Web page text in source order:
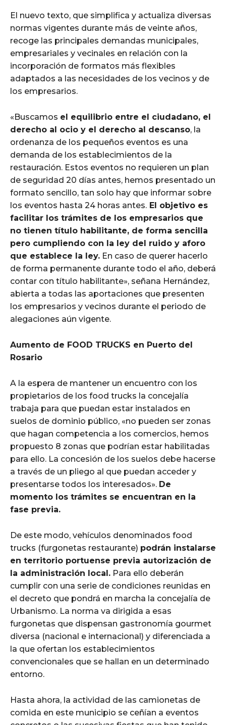
El nuevo texto, que simplifica y actualiza diversas
normas vigentes durante más de veinte años,
recoge las principales demandas municipales,
empresariales y vecinales en relación con la
incorporación de formatos más flexibles
adaptados a las necesidades de los vecinos y de
los empresarios.
«Buscamos el equilibrio entre el ciudadano, el
derecho al ocio y el derecho al descanso, la
ordenanza de los pequeños eventos es una
demanda de los establecimientos de la
restauración. Estos eventos no requieren un plan
de seguridad 20 días antes, hemos presentado un
formato sencillo, tan solo hay que informar sobre
los eventos hasta 24 horas antes. El objetivo es
facilitar los trámites de los empresarios que
no tienen título habilitante, de forma sencilla
pero cumpliendo con la ley del ruido y aforo
que establece la ley. En caso de querer hacerlo
de forma permanente durante todo el año, deberá
contar con título habilitante», señana Hernández,
abierta a todas las aportaciones que presenten
los empresarios y vecinos durante el periodo de
alegaciones aún vigente.
Aumento de FOOD TRUCKS en Puerto del
Rosario
A la espera de mantener un encuentro con los
propietarios de los food trucks la concejalía
trabaja para que puedan estar instalados en
suelos de dominio público, «no pueden ser zonas
que hagan competencia a los comercios, hemos
propuesto 8 zonas que podrían estar habilitadas
para ello. La concesión de los suelos debe hacerse
a través de un pliego al que puedan acceder y
presentarse todos los interesados». De
momento los trámites se encuentran en la
fase previa.
De este modo, vehículos denominados food
trucks (furgonetas restaurante) podrán instalarse
en territorio portuense previa autorización de
la administración local. Para ello deberán
cumplir con una serie de condiciones reunidas en
el decreto que pondrá en marcha la concejalía de
Urbanismo. La norma va dirigida a esas
furgonetas que dispensan gastronomía gourmet
diversa (nacional e internacional) y diferenciada a
la que ofertan los establecimientos
convencionales que se hallan en un determinado
entorno.
Hasta ahora, la actividad de las camionetas de
comida en este municipio se ceñían a eventos